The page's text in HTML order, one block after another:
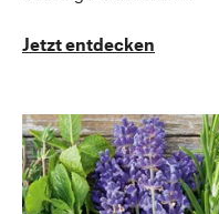
Jetzt entdecken